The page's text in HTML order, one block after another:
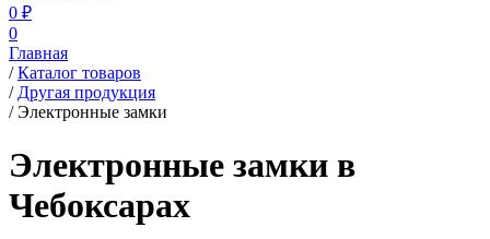
0 ₽
0
Главная
/ Каталог товаров
/ Другая продукция
/ Электронные замки
Электронные замки в
Чебоксарах